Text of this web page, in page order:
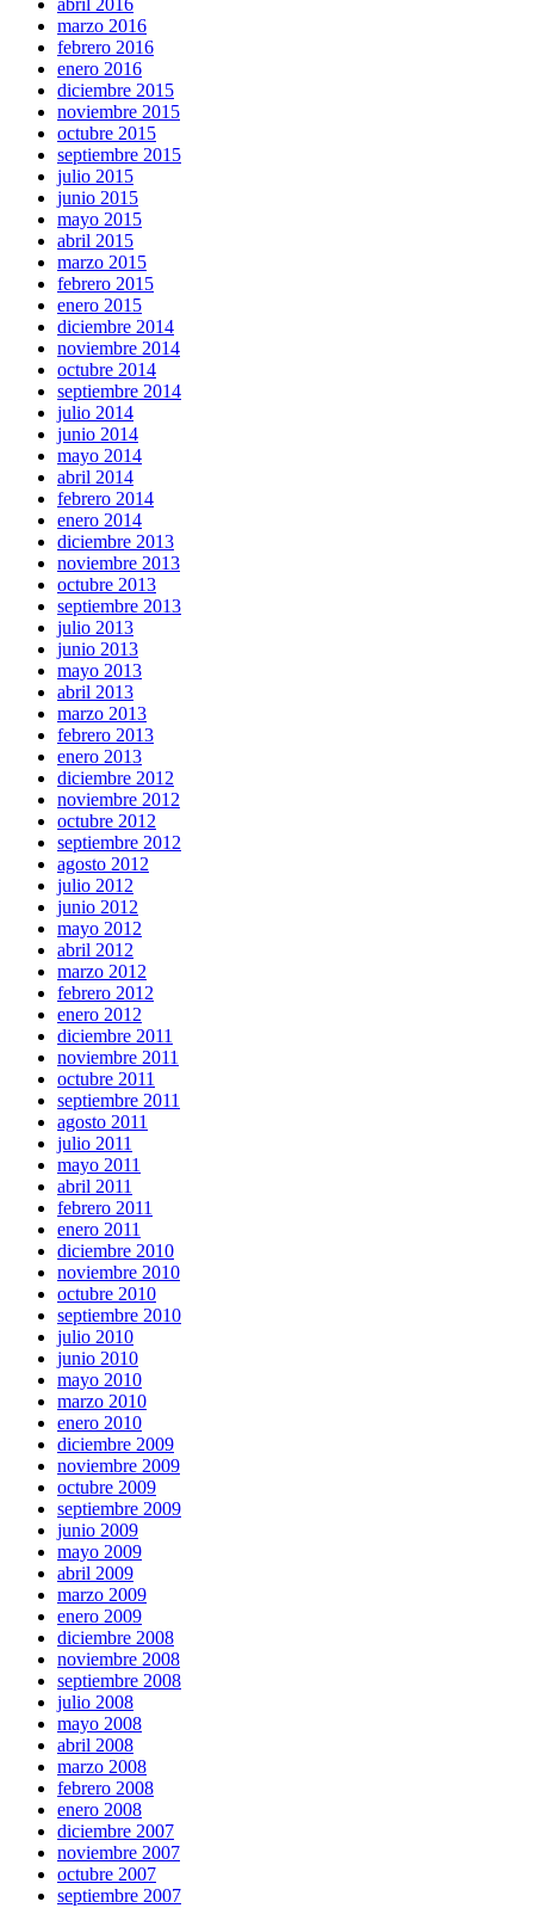
abril 2016
marzo 2016
febrero 2016
enero 2016
diciembre 2015
noviembre 2015
octubre 2015
septiembre 2015
julio 2015
junio 2015
mayo 2015
abril 2015
marzo 2015
febrero 2015
enero 2015
diciembre 2014
noviembre 2014
octubre 2014
septiembre 2014
julio 2014
junio 2014
mayo 2014
abril 2014
febrero 2014
enero 2014
diciembre 2013
noviembre 2013
octubre 2013
septiembre 2013
julio 2013
junio 2013
mayo 2013
abril 2013
marzo 2013
febrero 2013
enero 2013
diciembre 2012
noviembre 2012
octubre 2012
septiembre 2012
agosto 2012
julio 2012
junio 2012
mayo 2012
abril 2012
marzo 2012
febrero 2012
enero 2012
diciembre 2011
noviembre 2011
octubre 2011
septiembre 2011
agosto 2011
julio 2011
mayo 2011
abril 2011
febrero 2011
enero 2011
diciembre 2010
noviembre 2010
octubre 2010
septiembre 2010
julio 2010
junio 2010
mayo 2010
marzo 2010
enero 2010
diciembre 2009
noviembre 2009
octubre 2009
septiembre 2009
junio 2009
mayo 2009
abril 2009
marzo 2009
enero 2009
diciembre 2008
noviembre 2008
septiembre 2008
julio 2008
mayo 2008
abril 2008
marzo 2008
febrero 2008
enero 2008
diciembre 2007
noviembre 2007
octubre 2007
septiembre 2007